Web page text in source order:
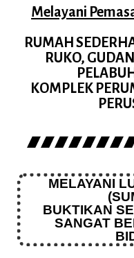
Melayani
RUMAH
RUKO,
KOMPLEK
MELAYANI
BUKTIKAN
SANGAT